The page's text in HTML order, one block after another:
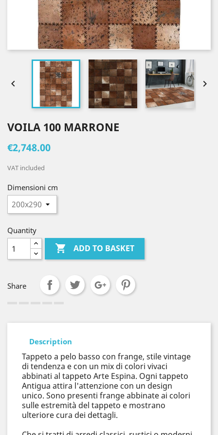
 
VOILA 100 MARRONE
€2,748.00
VAT included
Dimensioni cm
Quantity
 ADD TO BASKET
Share
Description
Tappeto a pelo basso con frange, stile vintage
di tendenza e con un mix di colori vivaci
abbinati al tappeto Arte Espina. Ogni tappeto
Antigua attira l'attenzione con un design
unico. Sono presenti frange abbinate ai colori
sulle estremità del tappeto e mostrano
ulteriore cura dei dettagli.